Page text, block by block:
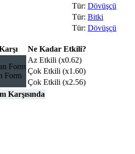
Dövüşçü
Bitki
Dövüşçü
Ne Kadar Etkili?
Form
Az Etkili (x0.62)
Çok Etkili (x1.60)
Çok Etkili (x2.56)
Karşısında